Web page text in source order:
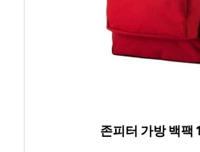
존피터 가방 백팩